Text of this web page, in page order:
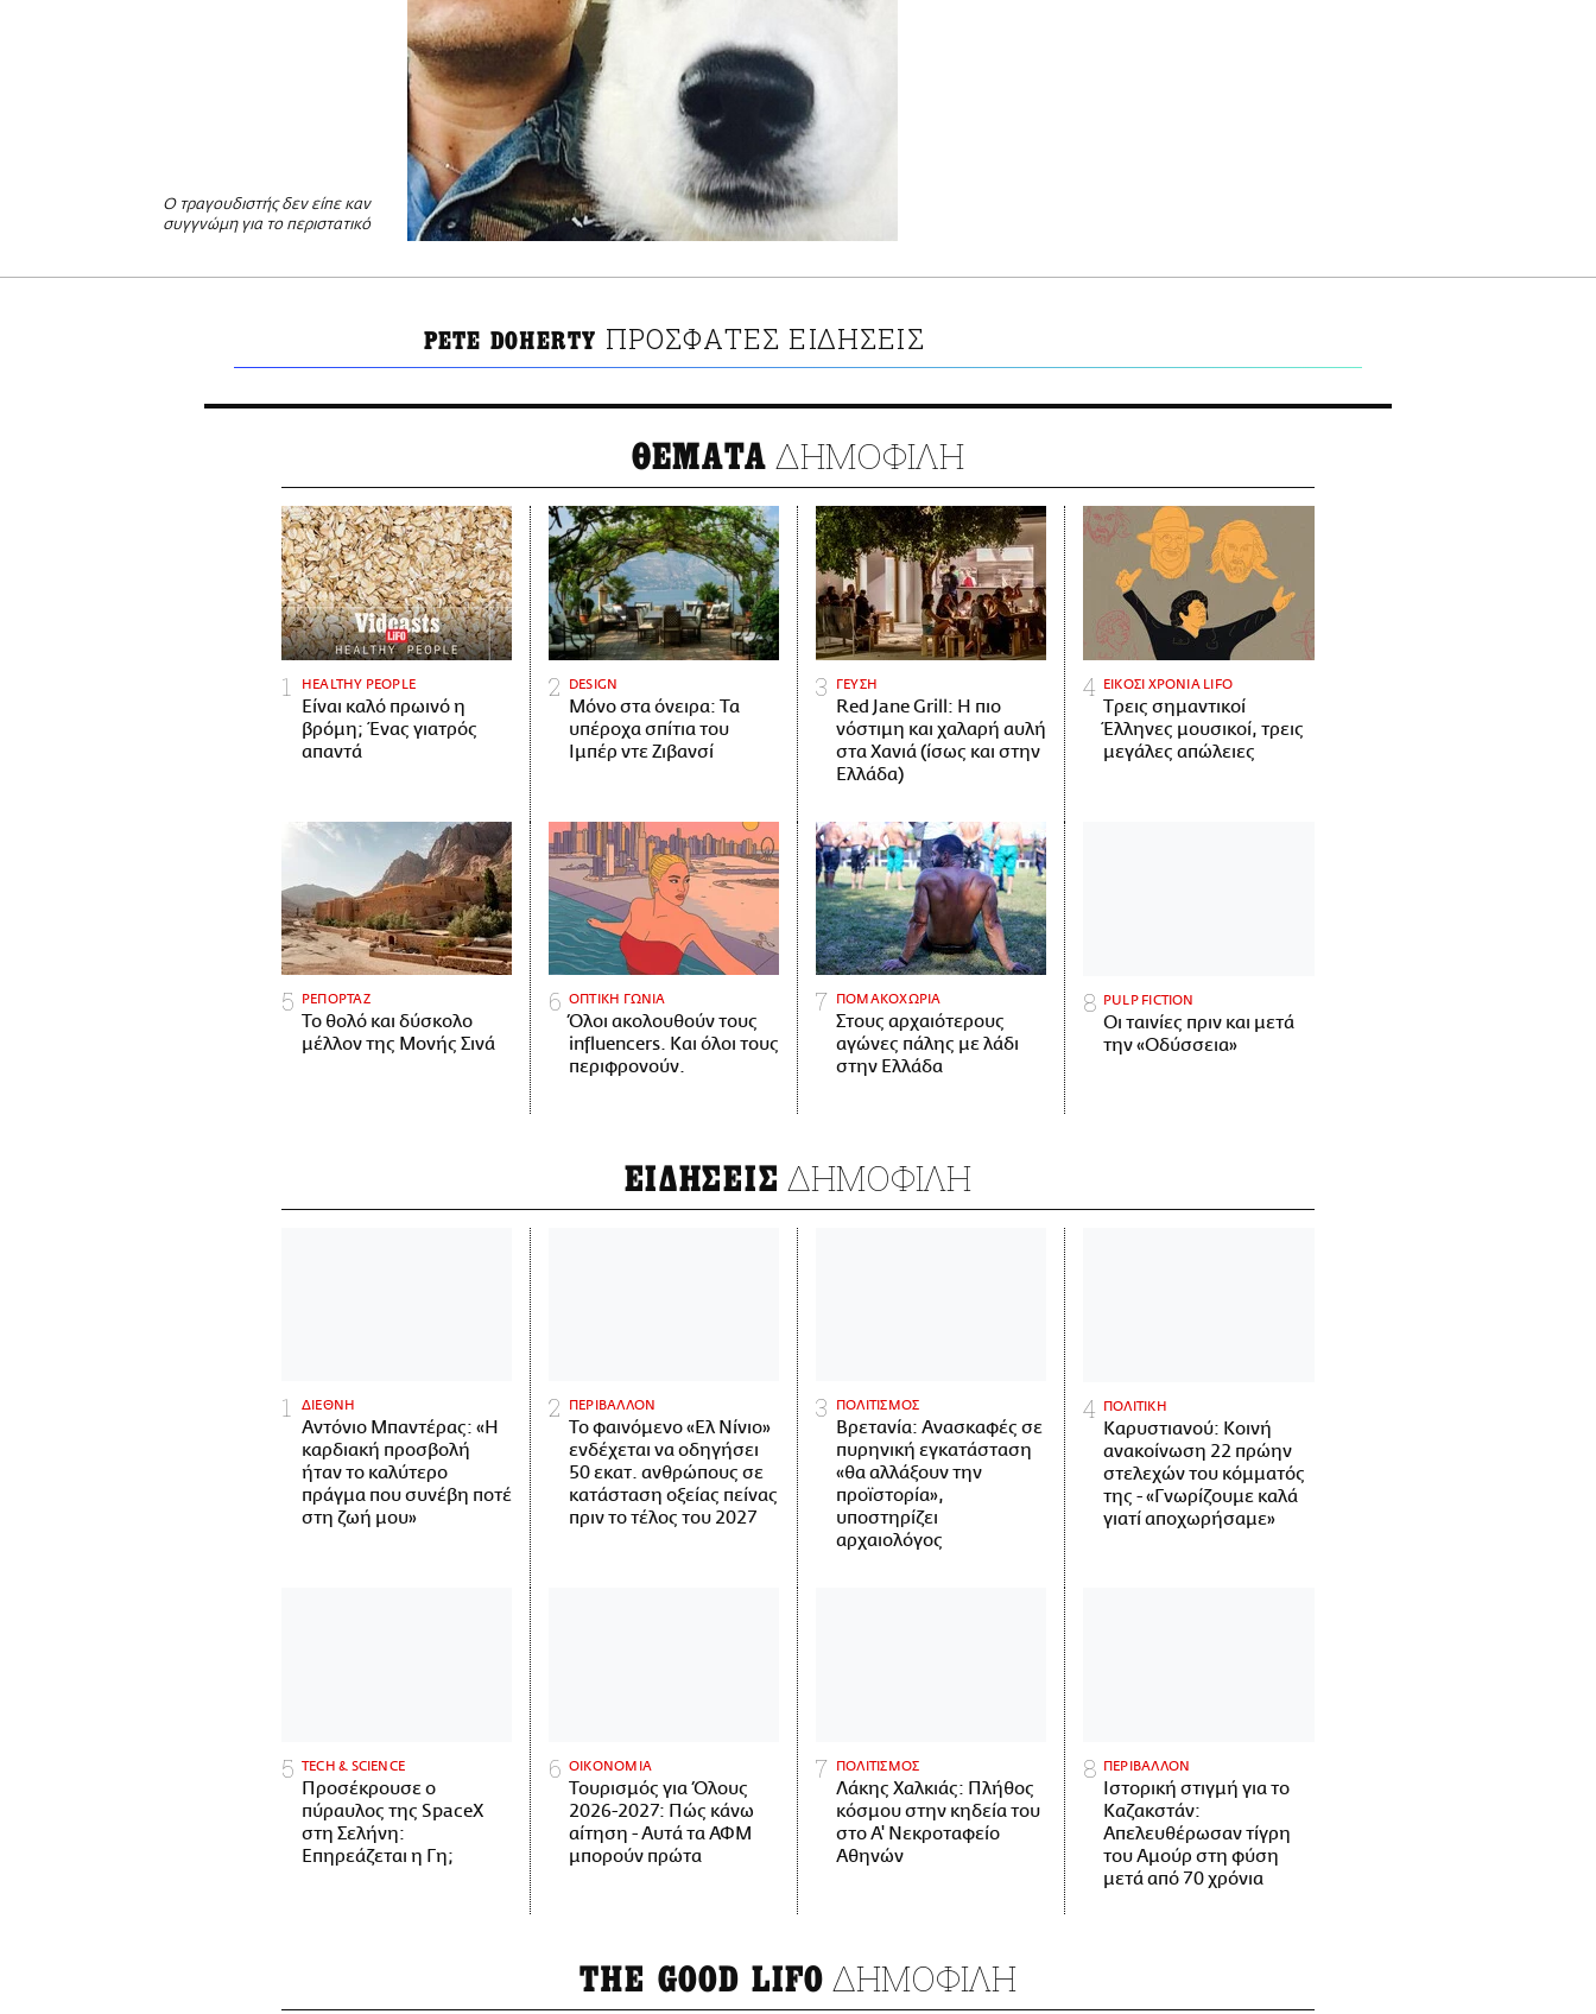
Ο τραγουδιστής δεν είπε καν
συγγνώμη για το περιστατικό
PETE DOHERTY ΠΡΟΣΦΑΤΕΣ ΕΙΔΗΣΕΙΣ
ΘΕΜΑΤΑ ΔΗΜΟΦΙΛΗ
HEALTHY PEOPLE
Είναι καλό πρωινό η
βρόμη; Ένας γιατρός
απαντά
DESIGN
Μόνο στα όνειρα: Τα
υπέροχα σπίτια του
Ιμπέρ ντε Ζιβανσί
ΓΕΥΣΗ
Red Jane Grill: Η πιο
νόστιμη και χαλαρή αυλή
στα Χανιά (ίσως και στην
Ελλάδα)
ΕΙΚΟΣΙ ΧΡΟΝΙΑ LIFO
Tρεις σημαντικοί
Έλληνες μουσικοί, τρεις
μεγάλες απώλειες
ΡΕΠΟΡΤΑΖ
Το θολό και δύσκολο
μέλλον της Μονής Σινά
ΟΠΤΙΚΗ ΓΩΝΙΑ
Όλοι ακολουθούν τους
influencers. Και όλοι τους
περιφρονούν.
ΠΟΜΑΚΟΧΩΡΙΑ
Στους αρχαιότερους
αγώνες πάλης με λάδι
στην Ελλάδα
PULP FICTION
Οι ταινίες πριν και μετά
την «Οδύσσεια»
ΕΙΔΗΣΕΙΣ ΔΗΜΟΦΙΛΗ
ΔΙΕΘΝΗ
Αντόνιο Μπαντέρας: «Η
καρδιακή προσβολή
ήταν το καλύτερο
πράγμα που συνέβη ποτέ
στη ζωή μου»
ΠΕΡΙΒΑΛΛΟΝ
Το φαινόμενο «Ελ Νίνιο»
ενδέχεται να οδηγήσει
50 εκατ. ανθρώπους σε
κατάσταση οξείας πείνας
πριν το τέλος του 2027
ΠΟΛΙΤΙΣΜΟΣ
Βρετανία: Ανασκαφές σε
πυρηνική εγκατάσταση
«θα αλλάξουν την
προϊστορία»,
υποστηρίζει
αρχαιολόγος
ΠΟΛΙΤΙΚΗ
Καρυστιανού: Κοινή
ανακοίνωση 22 πρώην
στελεχών του κόμματός
της - «Γνωρίζουμε καλά
γιατί αποχωρήσαμε»
ΤECH & SCIENCE
Προσέκρουσε ο
πύραυλος της SpaceX
στη Σελήνη:
Επηρεάζεται η Γη;
ΟΙΚΟΝΟΜΙΑ
Τουρισμός για Όλους
2026-2027: Πώς κάνω
αίτηση - Αυτά τα ΑΦΜ
μπορούν πρώτα
ΠΟΛΙΤΙΣΜΟΣ
Λάκης Χαλκιάς: Πλήθος
κόσμου στην κηδεία του
στο Α' Νεκροταφείο
Αθηνών
ΠΕΡΙΒΑΛΛΟΝ
Ιστορική στιγμή για το
Καζακστάν:
Απελευθέρωσαν τίγρη
του Αμούρ στη φύση
μετά από 70 χρόνια
THE GOOD LIFO ΔΗΜΟΦΙΛΗ